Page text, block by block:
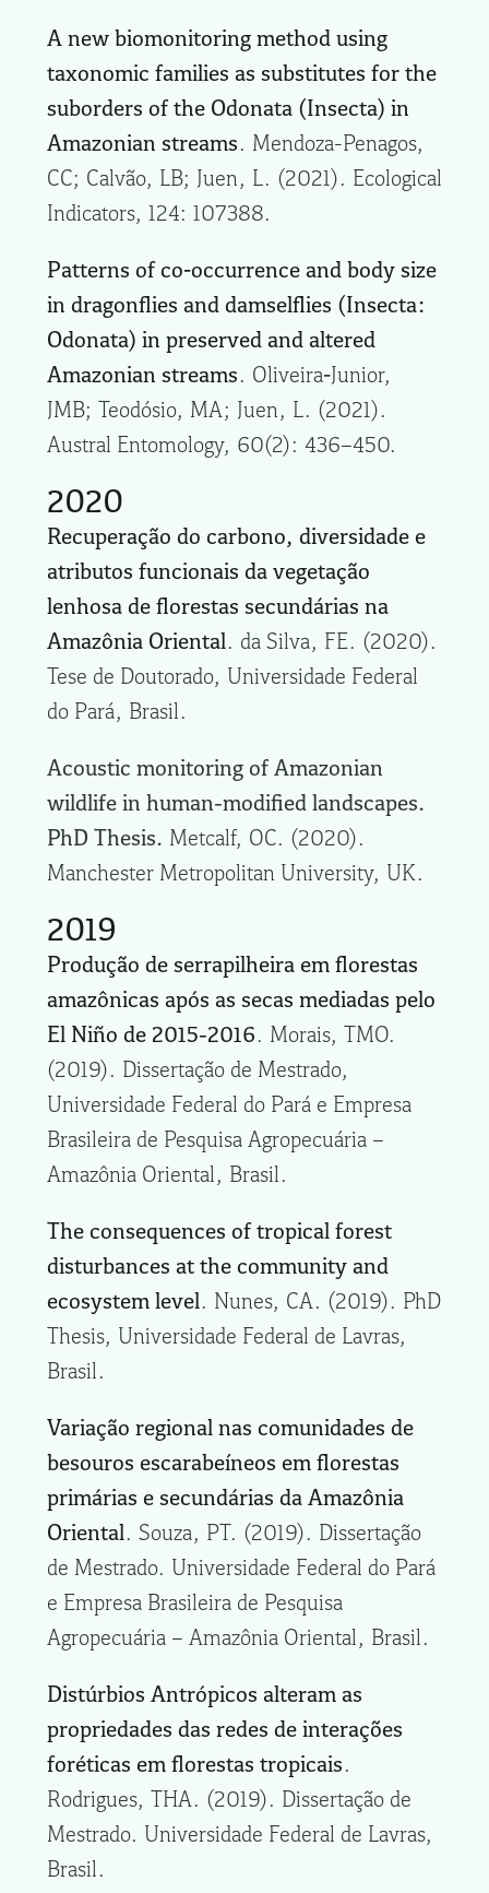
A new biomonitoring method using
taxonomic families as substitutes for the
suborders of the Odonata (Insecta) in
Amazonian streams. Mendoza-Penagos,
CC; Calvão, LB; Juen, L. (2021). Ecological
Indicators, 124: 107388.
Patterns of co‐occurrence and body size
in dragonflies and damselflies (Insecta:
Odonata) in preserved and altered
Amazonian streams. Oliveira‐Junior,
JMB; Teodósio, MA; Juen, L. (2021).
Austral Entomology, 60(2): 436–450.
2020
Recuperação do carbono, diversidade e
atributos funcionais da vegetação
lenhosa de florestas secundárias na
Amazônia Oriental. da Silva, FE. (2020).
Tese de Doutorado, Universidade Federal
do Pará, Brasil.
Acoustic monitoring of Amazonian
wildlife in human-modified landscapes.
PhD Thesis. Metcalf, OC. (2020).
Manchester Metropolitan University, UK.
2019
Produção de serrapilheira em florestas
amazônicas após as secas mediadas pelo
El Niño de 2015-2016. Morais, TMO.
(2019). Dissertação de Mestrado,
Universidade Federal do Pará e Empresa
Brasileira de Pesquisa Agropecuária –
Amazônia Oriental, Brasil.
The consequences of tropical forest
disturbances at the community and
ecosystem level. Nunes, CA. (2019). PhD
Thesis, Universidade Federal de Lavras,
Brasil.
Variação regional nas comunidades de
besouros escarabeíneos em florestas
primárias e secundárias da Amazônia
Oriental. Souza, PT. (2019). Dissertação
de Mestrado. Universidade Federal do Pará
e Empresa Brasileira de Pesquisa
Agropecuária – Amazônia Oriental, Brasil.
Distúrbios Antrópicos alteram as
propriedades das redes de interações
foréticas em florestas tropicais.
Rodrigues, THA. (2019). Dissertação de
Mestrado. Universidade Federal de Lavras,
Brasil.